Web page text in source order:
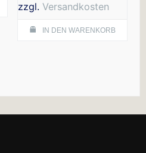
zzgl. Versandkosten
IN DEN WARENKORB